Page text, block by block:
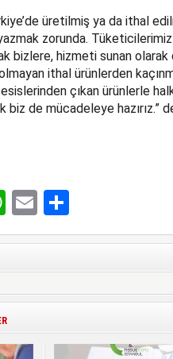
üretilmiş ya da ithal
zorunda.
bizlere, hizmeti sunan
ithal ürünlerden
çıkan ürünlerle
de mücadeleye hazırız.”
WhatsApp
EmailShare